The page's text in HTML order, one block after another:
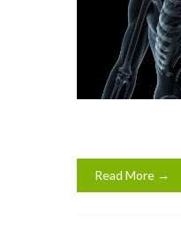
Read More →